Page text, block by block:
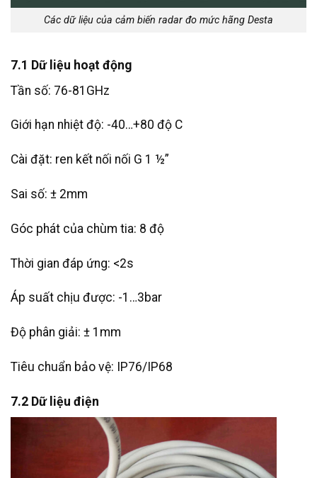
Các dữ liệu của cảm biến radar đo mức hãng Desta
7.1 Dữ liệu hoạt động
Tần số: 76-81GHz
Giới hạn nhiệt độ: -40…+80 độ C
Cài đặt: ren kết nối nối G 1 ½”
Sai số: ± 2mm
Góc phát của chùm tia: 8 độ
Thời gian đáp ứng: <2s
Áp suất chịu được: -1…3bar
Độ phân giải: ± 1mm
Tiêu chuẩn bảo vệ: IP76/IP68
7.2 Dữ liệu điện